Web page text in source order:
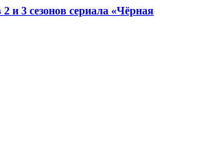
и 3 сезонов сериала «Чёрная